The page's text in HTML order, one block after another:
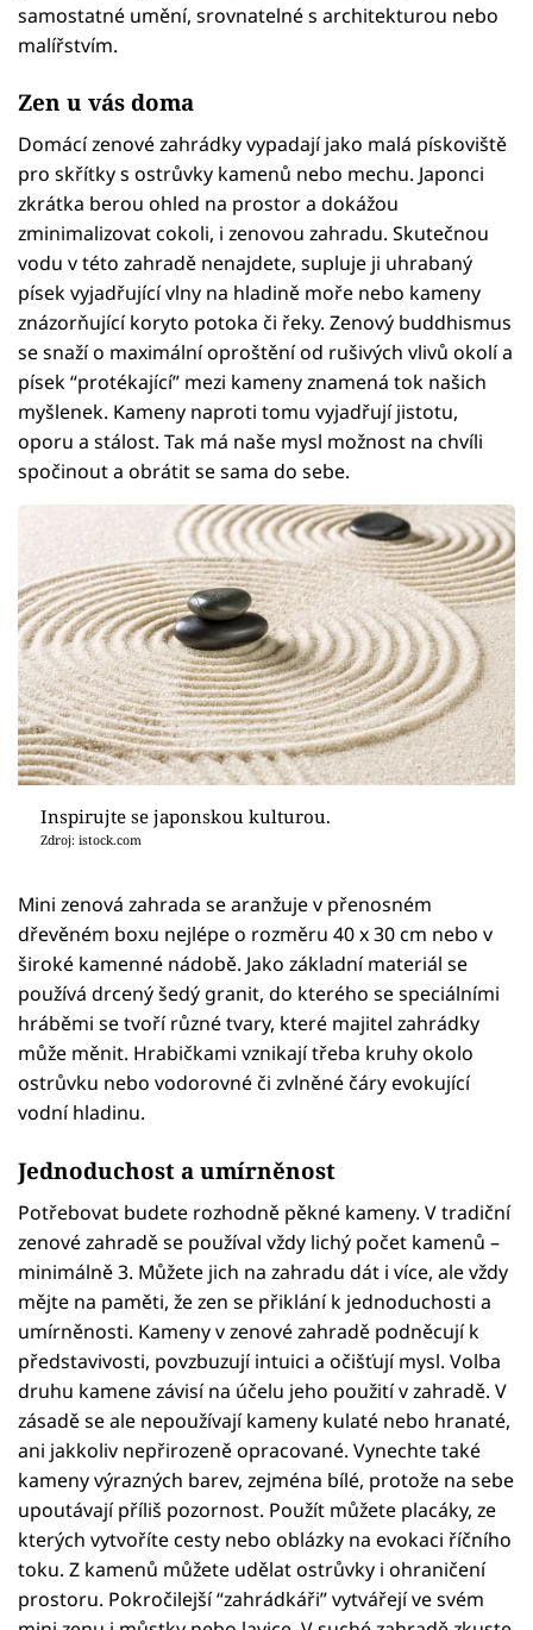
samostatné umění, srovnatelné s architekturou nebo
malířstvím.
Zen u vás doma
Domácí zenové zahrádky vypadají jako malá pískoviště
pro skřítky s ostrůvky kamenů nebo mechu. Japonci
zkrátka berou ohled na prostor a dokážou
zminimalizovat cokoli, i zenovou zahradu. Skutečnou
vodu v této zahradě nenajdete, supluje ji uhrabaný
písek vyjadřující vlny na hladině moře nebo kameny
znázorňující koryto potoka či řeky. Zenový buddhismus
se snaží o maximální oproštění od rušivých vlivů okolí a
písek “protékající” mezi kameny znamená tok našich
myšlenek. Kameny naproti tomu vyjadřují jistotu,
oporu a stálost. Tak má naše mysl možnost na chvíli
spočinout a obrátit se sama do sebe.
Inspirujte se japonskou kulturou.
Zdroj: istock.com
Mini zenová zahrada se aranžuje v přenosném
dřevěném boxu nejlépe o rozměru 40 x 30 cm nebo v
široké kamenné nádobě. Jako základní materiál se
používá drcený šedý granit, do kterého se speciálními
hráběmi se tvoří různé tvary, které majitel zahrádky
může měnit. Hrabičkami vznikají třeba kruhy okolo
ostrůvku nebo vodorovné či zvlněné čáry evokující
vodní hladinu.
Jednoduchost a umírněnost
Potřebovat budete rozhodně pěkné kameny. V tradiční
zenové zahradě se používal vždy lichý počet kamenů –
minimálně 3. Můžete jich na zahradu dát i více, ale vždy
mějte na paměti, že zen se přiklání k jednoduchosti a
umírněnosti. Kameny v zenové zahradě podněcují k
představivosti, povzbuzují intuici a očišťují mysl. Volba
druhu kamene závisí na účelu jeho použití v zahradě. V
zásadě se ale nepoužívají kameny kulaté nebo hranaté,
ani jakkoliv nepřirozeně opracované. Vynechte také
kameny výrazných barev, zejména bílé, protože na sebe
upoutávají příliš pozornost. Použít můžete placáky, ze
kterých vytvoříte cesty nebo oblázky na evokaci říčního
toku. Z kamenů můžete udělat ostrůvky i ohraničení
prostoru. Pokročilejší “zahrádkáři” vytvářejí ve svém